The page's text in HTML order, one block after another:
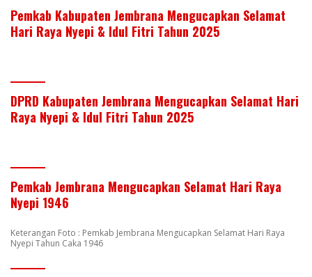
Pemkab Kabupaten Jembrana Mengucapkan Selamat
Hari Raya Nyepi & Idul Fitri Tahun 2025
DPRD Kabupaten Jembrana Mengucapkan Selamat Hari
Raya Nyepi & Idul Fitri Tahun 2025
Pemkab Jembrana Mengucapkan Selamat Hari Raya
Nyepi 1946
Keterangan Foto : Pemkab Jembrana Mengucapkan Selamat Hari Raya
Nyepi Tahun Caka 1946